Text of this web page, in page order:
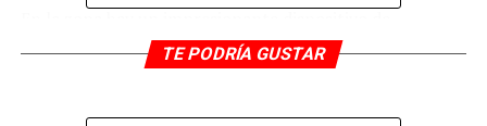
seguridad Policial.TE PODRÍA GUSTAR